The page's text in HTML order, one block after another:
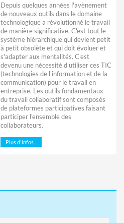
Depuis quelques années l'avènement
de nouveaux outils dans le domaine
technologique a révolutionné le travail
de manière significative. C'est tout le
système hiérarchique qui devient petit
à petit obsolète et qui doit évoluer et
s'adapter aux mentalités. C'est
devenu une nécessité d'utiliser ces TIC
(technologies de l'information et de la
communication) pour le travail en
entreprise. Les outils fondamentaux
du travail collaboratif sont composés
de plateformes participatives faisant
participer l'ensemble des
collaborateurs.
Plus d'infos...